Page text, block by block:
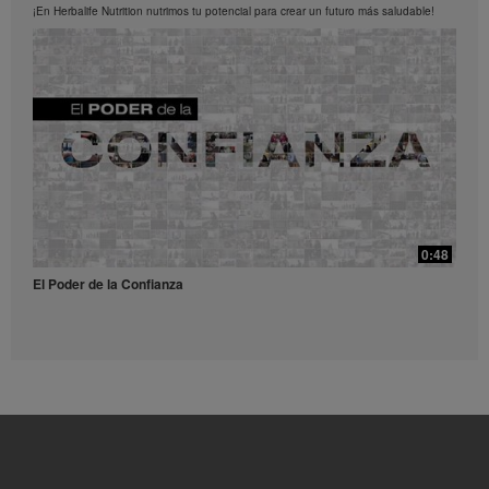
los Videos en cualquier momento.
39:14
¿Qué son y para qué sirven los antioxidantes?
¿Qué son y para qué sirven los antioxidantes?
Receta Té Lift - Video para redes sociales
Prueba esta refrescante receta con Liftoff.
¡En Herbalife Nutrition nutrimos tu potencial para crear un futuro más saludable!
0:48
El Poder de la Confianza